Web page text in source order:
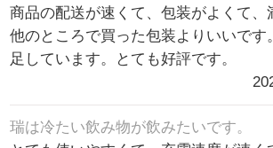
商品の配送が速くて、包装がよくて、
他のところで買った包装よりいいです
足しています。とても好評です。
瑞は冷たい飲み物が飲みたいです。